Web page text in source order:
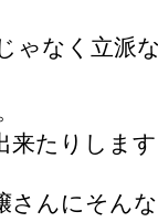
ゃなく立派
来たりしま
さんにそん